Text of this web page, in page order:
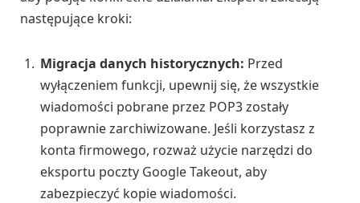
następujące kroki:
Migracja danych historycznych: Przed
wyłączeniem funkcji, upewnij się, że wszystkie
wiadomości pobrane przez POP3 zostały
poprawnie zarchiwizowane. Jeśli korzystasz z
konta firmowego, rozważ użycie narzędzi do
eksportu poczty Google Takeout, aby
zabezpieczyć kopie wiadomości.